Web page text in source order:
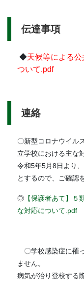
伝達事項
◆天候等による
ついて.pdf
連絡
〇新型コロナウイル
立学校における主な
令和5年5月8日より
とするので、ご確認
◎ 【保護者あて】５
な対応について.pdf
〇学校感染症に罹
ません。
病気が治り登校する